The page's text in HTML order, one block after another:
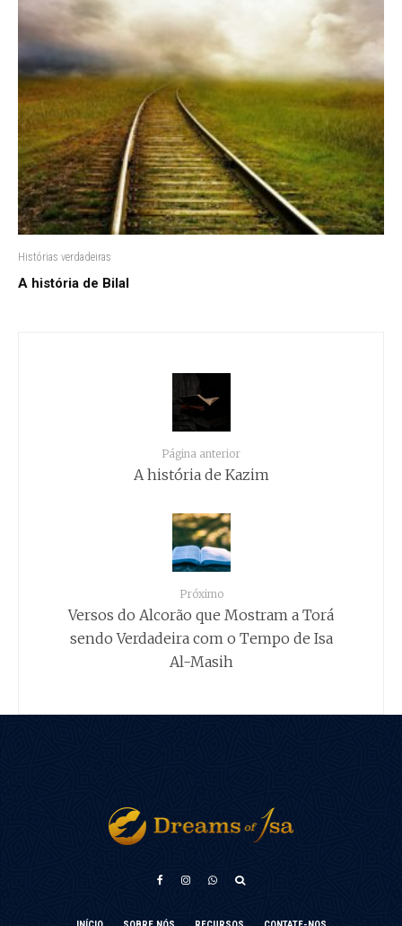
Histórias verdadeiras
A história de Bilal
Página anterior
A história de Kazim
Próximo
Versos do Alcorão que Mostram a Torá
sendo Verdadeira com o Tempo de Isa
Al-Masih